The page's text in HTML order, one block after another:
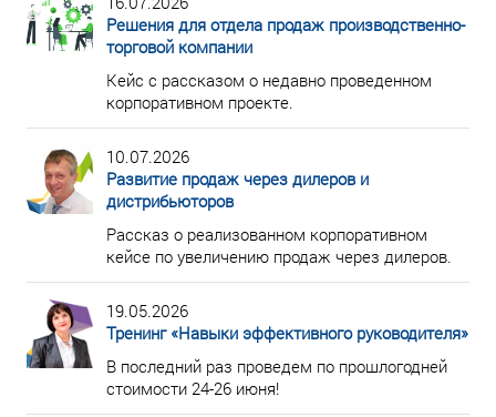
Решения для отдела продаж производственно-
торговой компании
Кейс с рассказом о недавно проведенном
корпоративном проекте.
10.07.2026
Развитие продаж через дилеров и
дистрибьюторов
Рассказ о реализованном корпоративном
кейсе по увеличению продаж через дилеров.
19.05.2026
Тренинг «Навыки эффективного руководителя»
В последний раз проведем по прошлогодней
стоимости 24-26 июня!